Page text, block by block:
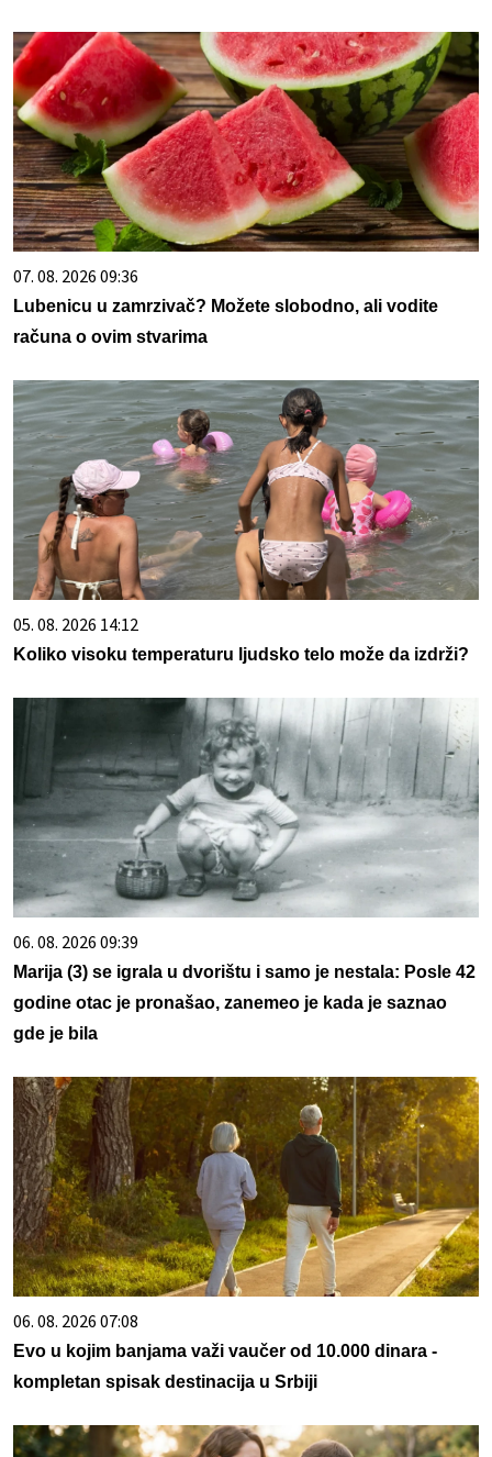
07. 08. 2026 09:36
Lubenicu u zamrzivač? Možete slobodno, ali vodite
računa o ovim stvarima
05. 08. 2026 14:12
Koliko visoku temperaturu ljudsko telo može da izdrži?
06. 08. 2026 09:39
Marija (3) se igrala u dvorištu i samo je nestala: Posle 42
godine otac je pronašao, zanemeo je kada je saznao
gde je bila
06. 08. 2026 07:08
Evo u kojim banjama važi vaučer od 10.000 dinara -
kompletan spisak destinacija u Srbiji